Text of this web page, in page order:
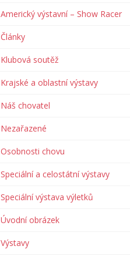
Americký výstavní – Show Racer
Články
Klubová soutěž
Krajské a oblastní výstavy
Náš chovatel
Nezařazené
Osobnosti chovu
Speciální a celostátní výstavy
Speciální výstava výletků
Úvodní obrázek
Výstavy